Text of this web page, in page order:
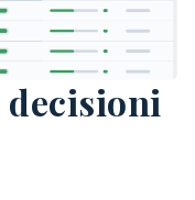
decisioni